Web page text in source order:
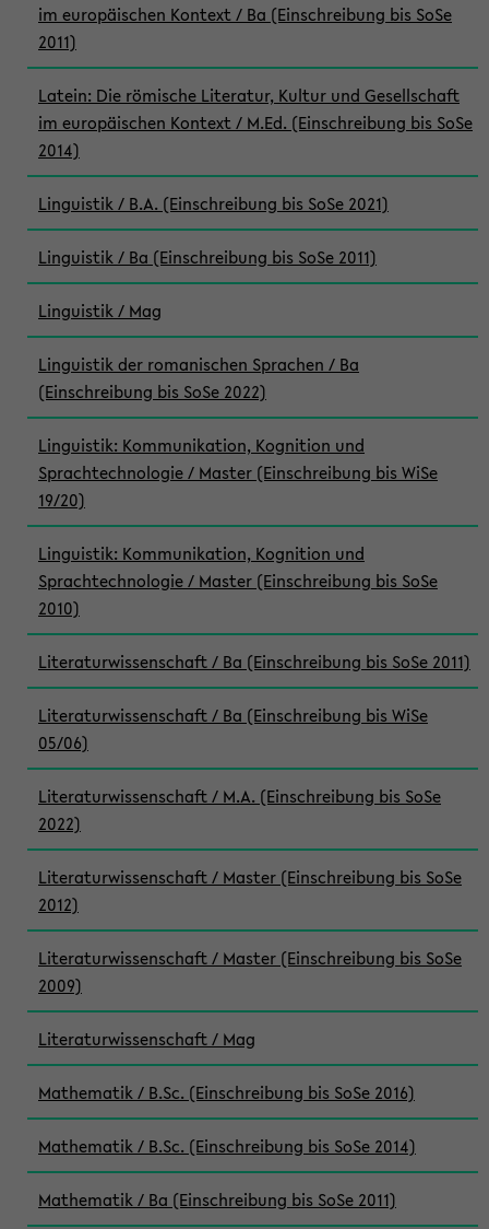
im europäischen Kontext / Ba (Einschreibung bis SoSe
2011)
Latein: Die römische Literatur, Kultur und Gesellschaft
im europäischen Kontext / M.Ed. (Einschreibung bis SoSe
2014)
Linguistik / B.A. (Einschreibung bis SoSe 2021)
Linguistik / Ba (Einschreibung bis SoSe 2011)
Linguistik / Mag
Linguistik der romanischen Sprachen / Ba
(Einschreibung bis SoSe 2022)
Linguistik: Kommunikation, Kognition und
Sprachtechnologie / Master (Einschreibung bis WiSe
19/20)
Linguistik: Kommunikation, Kognition und
Sprachtechnologie / Master (Einschreibung bis SoSe
2010)
Literaturwissenschaft / Ba (Einschreibung bis SoSe 2011)
Literaturwissenschaft / Ba (Einschreibung bis WiSe
05/06)
Literaturwissenschaft / M.A. (Einschreibung bis SoSe
2022)
Literaturwissenschaft / Master (Einschreibung bis SoSe
2012)
Literaturwissenschaft / Master (Einschreibung bis SoSe
2009)
Literaturwissenschaft / Mag
Mathematik / B.Sc. (Einschreibung bis SoSe 2016)
Mathematik / B.Sc. (Einschreibung bis SoSe 2014)
Mathematik / Ba (Einschreibung bis SoSe 2011)